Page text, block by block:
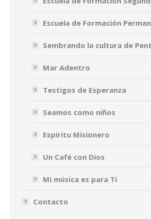
Escuela de Formación
Sembrando la cultura de
Mar Adentro
Testigos de Esperanza
Seamos como niños
Espíritu Misionero
Un Café con Dios
Mi música es para Ti
Contacto